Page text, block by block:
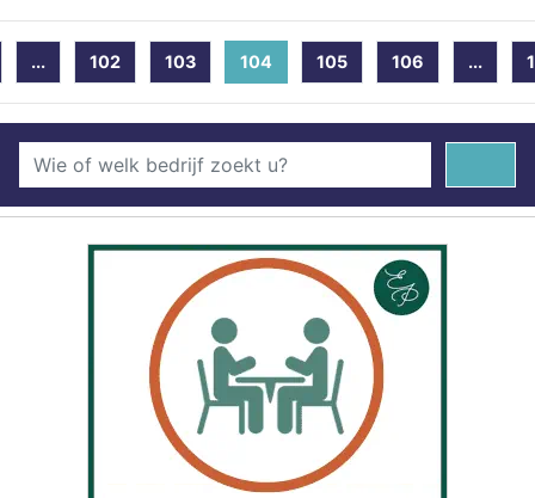
... 102 103 104 (current)
105 106 ...